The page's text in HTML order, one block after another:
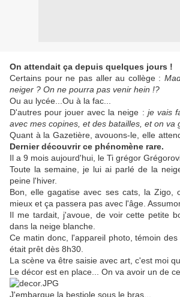
On attendait ça depuis quelques jours !
Certains pour ne pas aller au collège :
neiger ? On ne pourra pas venir hein !?
Ou au lycée...Ou à la fac...
D'autres pour jouer avec la neige : je vais
avec mes copines, et des batailles, et on va
Quant à la Gazetière, avouons-le, elle
Dernier découvrir ce phénomène rare.
Il a 9 mois aujourd'hui, le Ti grégor
Toute la semaine, je lui ai parlé de la
peine l'hiver.
Bon, elle gagatise avec ses cats, la Zigo,
mieux et ça passera pas avec l'âge.
Il me tardait, j'avoue, de voir cette petite
dans la neige blanche.
Ce matin donc, l'appareil photo, témoin des
était prêt dès 8h30.
La scène va être saisie avec art, c'est moi
Le décor est en place... On va avoir un de
J'embarque la bestiole sous le bras...